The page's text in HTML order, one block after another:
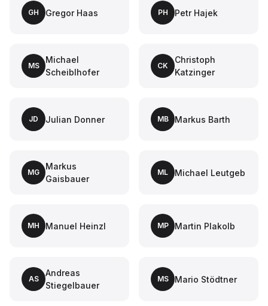
GH Gregor Haas PH Petr Hajek
MS
Michael
Scheiblhofer
CK
Christoph
Katzinger
JD Julian Donner MB Markus Barth
MG
Markus
Gaisbauer
ML Michael Leutgeb
MH Manuel Heinzl MP Martin Plakolb
AS
Andreas
Stiegelbauer
MS Mario Stödtner